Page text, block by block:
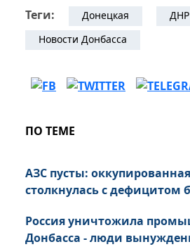
Теги: Донецкая ДНР
Новости Донбасса
ПО ТЕМЕ
АЗС пусты:
столкнулась с дефицитом
Россия уничтожила
Донбасса - люди